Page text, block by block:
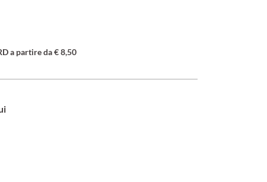
a partire da € 8,50